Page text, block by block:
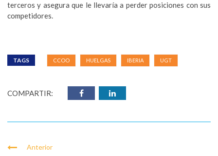
terceros y asegura que le llevaría a perder posiciones con sus
competidores.
TAGS CCOO HUELGAS IBERIA UGT
COMPARTIR:
Anterior